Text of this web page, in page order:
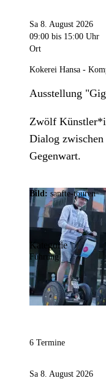
Sa 8. August 2026
09:00 bis 15:00 Uhr
Ort
Kokerei Hansa -
Ausstellung
Zwölf
Dialog
Gegenwart.
Bild: sanfte-touren
Kategorie
Führung
6 Termine
Sa 8. August 2026